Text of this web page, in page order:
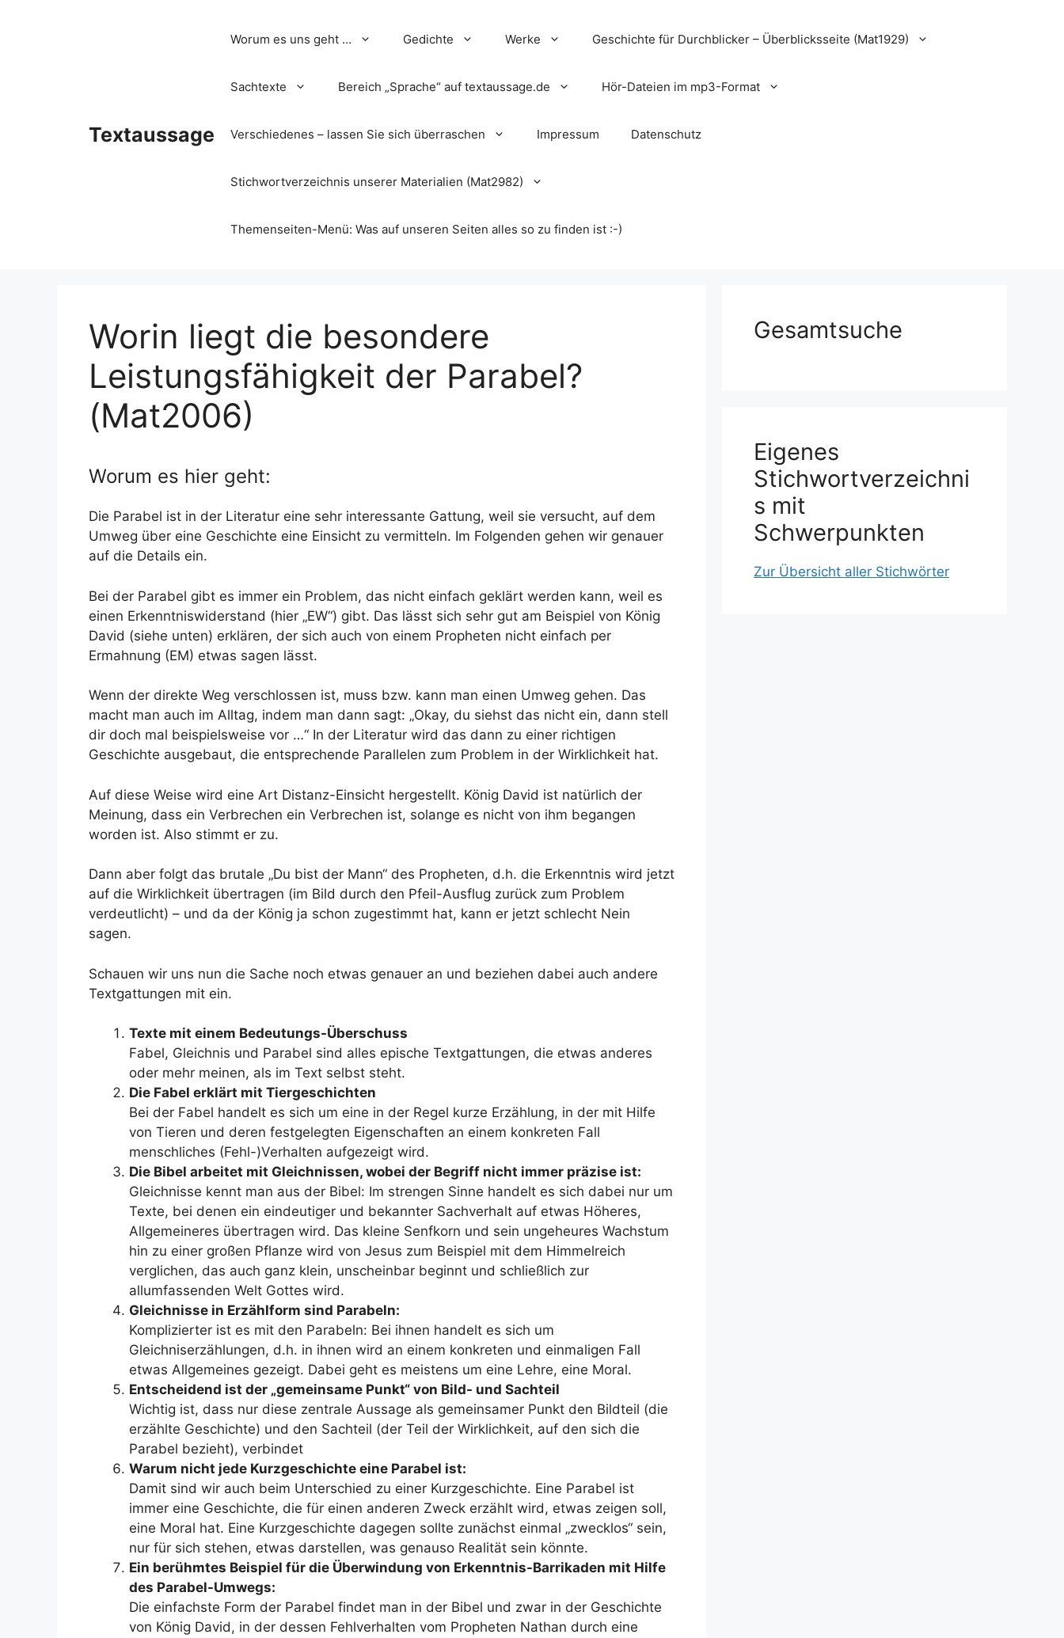
Textaussage
Worum es uns geht … Gedichte Werke Geschichte für Durchblicker – Überblicksseite (Mat1929)
Sachtexte Bereich „Sprache“ auf textaussage.de Hör-Dateien im mp3-Format
Verschiedenes – lassen Sie sich überraschen Impressum Datenschutz
Stichwortverzeichnis unserer Materialien (Mat2982)
Themenseiten-Menü: Was auf unseren Seiten alles so zu finden ist :-)
Worin liegt die besondere
Leistungsfähigkeit der Parabel?
(Mat2006)
Worum es hier geht:
Die Parabel ist in der Literatur eine sehr interessante Gattung, weil sie versucht, auf dem
Umweg über eine Geschichte eine Einsicht zu vermitteln. Im Folgenden gehen wir genauer
auf die Details ein.
Bei der Parabel gibt es immer ein Problem, das nicht einfach geklärt werden kann, weil es
einen Erkenntniswiderstand (hier „EW“) gibt. Das lässt sich sehr gut am Beispiel von König
David (siehe unten) erklären, der sich auch von einem Propheten nicht einfach per
Ermahnung (EM) etwas sagen lässt.
Wenn der direkte Weg verschlossen ist, muss bzw. kann man einen Umweg gehen. Das
macht man auch im Alltag, indem man dann sagt: „Okay, du siehst das nicht ein, dann stell
dir doch mal beispielsweise vor …“ In der Literatur wird das dann zu einer richtigen
Geschichte ausgebaut, die entsprechende Parallelen zum Problem in der Wirklichkeit hat.
Auf diese Weise wird eine Art Distanz-Einsicht hergestellt. König David ist natürlich der
Meinung, dass ein Verbrechen ein Verbrechen ist, solange es nicht von ihm begangen
worden ist. Also stimmt er zu.
Dann aber folgt das brutale „Du bist der Mann“ des Propheten, d.h. die Erkenntnis wird jetzt
auf die Wirklichkeit übertragen (im Bild durch den Pfeil-Ausflug zurück zum Problem
verdeutlicht) – und da der König ja schon zugestimmt hat, kann er jetzt schlecht Nein
sagen.
Schauen wir uns nun die Sache noch etwas genauer an und beziehen dabei auch andere
Textgattungen mit ein.
Texte mit einem Bedeutungs-Überschuss
Fabel, Gleichnis und Parabel sind alles epische Textgattungen, die etwas anderes
oder mehr meinen, als im Text selbst steht.
Die Fabel erklärt mit Tiergeschichten
Bei der Fabel handelt es sich um eine in der Regel kurze Erzählung, in der mit Hilfe
von Tieren und deren festgelegten Eigenschaften an einem konkreten Fall
menschliches (Fehl-)Verhalten aufgezeigt wird.
Die Bibel arbeitet mit Gleichnissen, wobei der Begriff nicht immer präzise ist:
Gleichnisse kennt man aus der Bibel: Im strengen Sinne handelt es sich dabei nur um
Texte, bei denen ein eindeutiger und bekannter Sachverhalt auf etwas Höheres,
Allgemeineres übertragen wird. Das kleine Senfkorn und sein ungeheures Wachstum
hin zu einer großen Pflanze wird von Jesus zum Beispiel mit dem Himmelreich
verglichen, das auch ganz klein, unscheinbar beginnt und schließlich zur
allumfassenden Welt Gottes wird.
Gleichnisse in Erzählform sind Parabeln:
Komplizierter ist es mit den Parabeln: Bei ihnen handelt es sich um
Gleichniserzählungen, d.h. in ihnen wird an einem konkreten und einmaligen Fall
etwas Allgemeines gezeigt. Dabei geht es meistens um eine Lehre, eine Moral.
Entscheidend ist der „gemeinsame Punkt“ von Bild- und Sachteil
Wichtig ist, dass nur diese zentrale Aussage als gemeinsamer Punkt den Bildteil (die
erzählte Geschichte) und den Sachteil (der Teil der Wirklichkeit, auf den sich die
Parabel bezieht), verbindet
Warum nicht jede Kurzgeschichte eine Parabel ist:
Damit sind wir auch beim Unterschied zu einer Kurzgeschichte. Eine Parabel ist
immer eine Geschichte, die für einen anderen Zweck erzählt wird, etwas zeigen soll,
eine Moral hat. Eine Kurzgeschichte dagegen sollte zunächst einmal „zwecklos“ sein,
nur für sich stehen, etwas darstellen, was genauso Realität sein könnte.
Ein berühmtes Beispiel für die Überwindung von Erkenntnis-Barrikaden mit Hilfe
des Parabel-Umwegs:
Die einfachste Form der Parabel findet man in der Bibel und zwar in der Geschichte
von König David, in der dessen Fehlverhalten vom Propheten Nathan durch eine
Gesamtsuche
Eigenes
Stichwortverzeichni
s mit
Schwerpunkten
Zur Übersicht aller Stichwörter